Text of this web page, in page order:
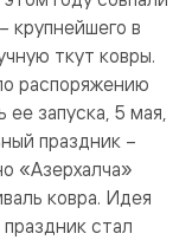
крупнейшего в
ткут ковры.
распоряжению
запуска, 5 мая,
праздник –
«Азерхалча»
ковра. Идея
стал